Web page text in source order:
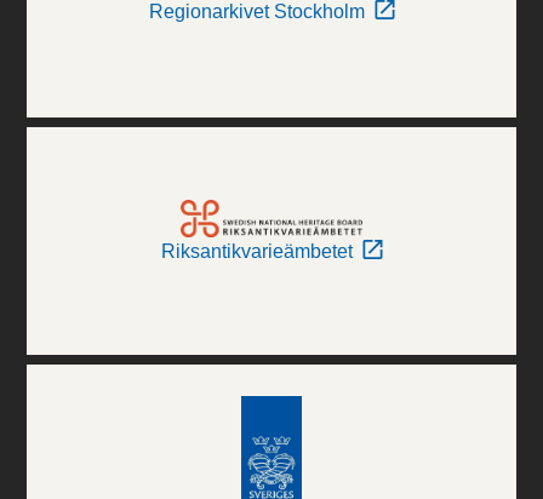
Regionarkivet Stockholm
Riksantikvarieämbetet